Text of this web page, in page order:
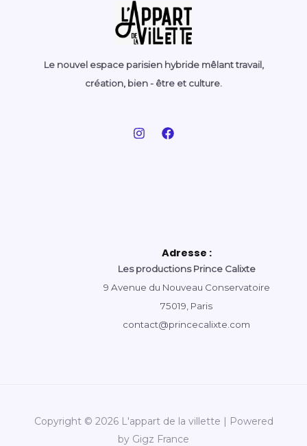
Le nouvel espace parisien hybride mêlant travail,
création, bien - être et culture.
Adresse :
Les productions Prince Calixte
9 Avenue du Nouveau Conservatoire
75019, Paris
contact@princecalixte.com
Copyright © 2026 L'appart de la villette | Powered
by Gigz France